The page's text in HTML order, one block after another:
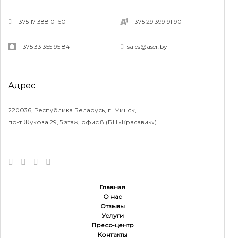
+375 17 388 01 50 +375 29 399 91 90
+375 33 355 95 84 sales@aser.by
Адрес
220036, Республика Беларусь, г. Минск,
пр-т Жукова 29, 5 этаж, офис 8 (БЦ «Красавик»)
Главная
О нас
Отзывы
Услуги
Пресс-центр
Контакты